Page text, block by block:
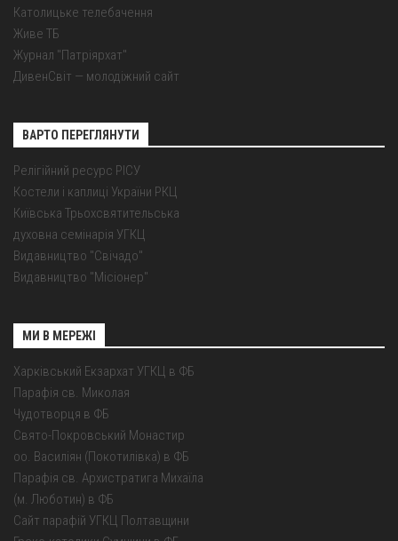
Католицьке телебачення
Живе ТБ
Журнал "Патріярхат"
ДивенСвіт — молодіжний сайт
ВАРТО ПЕРЕГЛЯНУТИ
Релігійний ресурс РІСУ
Костели і каплиці України РКЦ
Київська Трьохсвятительська
духовна семінарія УГКЦ
Видавництво "Свічадо"
Видавництво "Місіонер"
МИ В МЕРЕЖІ
Харківський Екзархат УГКЦ в ФБ
Парафія св. Миколая
Чудотворця в ФБ
Свято-Покровський Монастир
оо. Василіян (Покотилівка) в ФБ
Парафія св. Архистратига Михаїла
(м. Люботин) в ФБ
Сайт парафій УГКЦ Полтавщини